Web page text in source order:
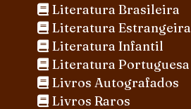
Literatura Brasileira
Literatura Estrangeira
Literatura Infantil
Literatura Portuguesa
Livros Autografados
Livros Raros